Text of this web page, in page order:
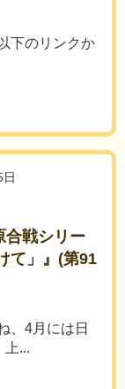
下のリンクか
合戦シリー
て」』(第91
、4月には日
上...